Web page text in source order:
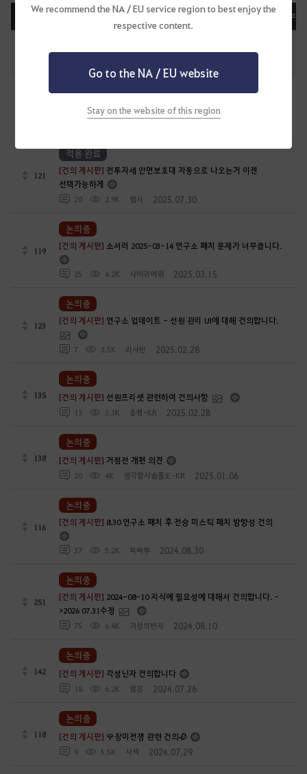
We recommend the NA / EU service region to best enjoy the
respective content.
Go to the NA / EU website
Stay on the website of this region
화제순 피
[건의 게시판] 거점 5연맹 패치좀 당장 넣어달라고요
121
[건의 게시판] 전투자세 안면보호대 자동으로 나오는거 이젠
선택가능하게
20 2.9K 맵시 2025.07.30
적용 완료
119 [건의 게시판] 소서러 2025-03-14 연구소 패치 문제가 너무큽니다.
25 4.2K 샤이귀여워 2025.03.15
논의중
123
[건의 게시판] 연구소 업데이트 - 선원 관리 UI에 대해 건의합니다.
7 3.5K 리사린 2025.02.28
논의중
135 [건의 게시판]선원프리셋 관련하여 건의사항
13 3.3K 좀썜-KR 2025.02.28
논의중
138 [건의 게시판] 거점전 개편 의견
20 4K 생각할사슬플도-KR 2025.01.06
논의중
116 [건의 게시판] 8.30 연구소 패치 후 전승 미스틱 패치 방향성 건의
37 5.2K 피빠뿌 2024.08.30
논의중
251
[건의 게시판] 2024-08-10 지식에 필요성에 대해서 건의합니다. -
>2026 07.31수정
75 6.4K 거상의반지 2024.08.10
논의중
142 [건의 게시판] 각성닌자 건의합니다
18 6.2K 암흔 2024.07.26
논의중
118 [건의 게시판] 🌹장미전쟁 관련 건의🥀
9 5.5K 사색 2024.07.29
논의중